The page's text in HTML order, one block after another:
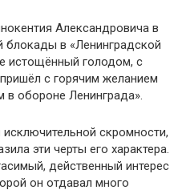
Александровича в
блокады в «Ленинградской
истощённый голодом, с
с горячим желанием
обороне Ленинграда».
скромности,
эти черты его характера.
действенный интерес
он отдавал много